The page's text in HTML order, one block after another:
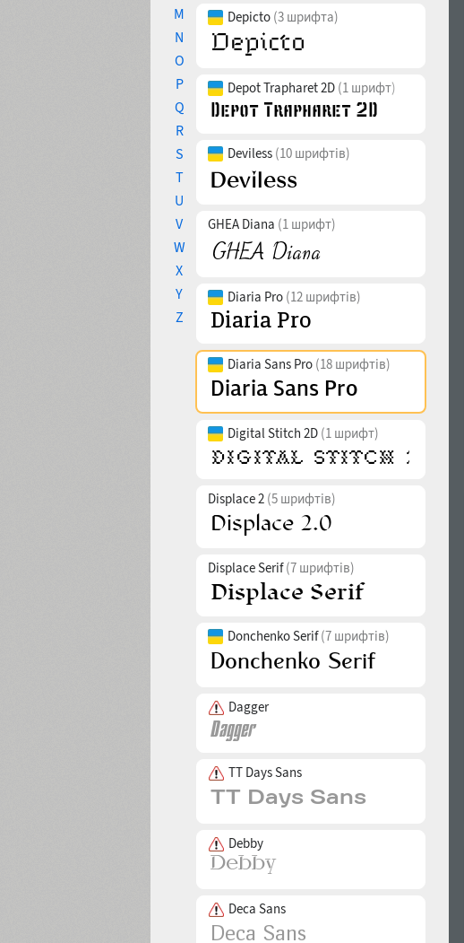
M
N
O
P
Q
R
S
T
U
V
W
X
Y
Z
Depicto (3 шрифта)
Depot Trapharet 2D (1 шрифт)
Deviless (10 шрифтів)
GHEA Diana (1 шрифт)
Diaria Pro (12 шрифтів)
Diaria Sans Pro (18 шрифтів)
Digital Stitch 2D (1 шрифт)
Displace 2 (5 шрифтів)
Displace Serif(7 шрифтів)
Donchenko Serif(7 шрифтів)
Dagger
TT Days Sans
Debby
Deca Sans